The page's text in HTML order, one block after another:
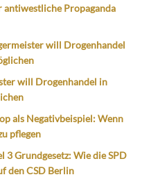
antiwestliche Propaganda
will Drogenhandel
will Drogenhandel in
als Negativbeispiel: Wenn
pflegen
3 Grundgesetz: Wie die SPD
den CSD Berlin